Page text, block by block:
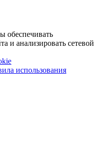
обеспечивать
и анализировать сетевой
использования